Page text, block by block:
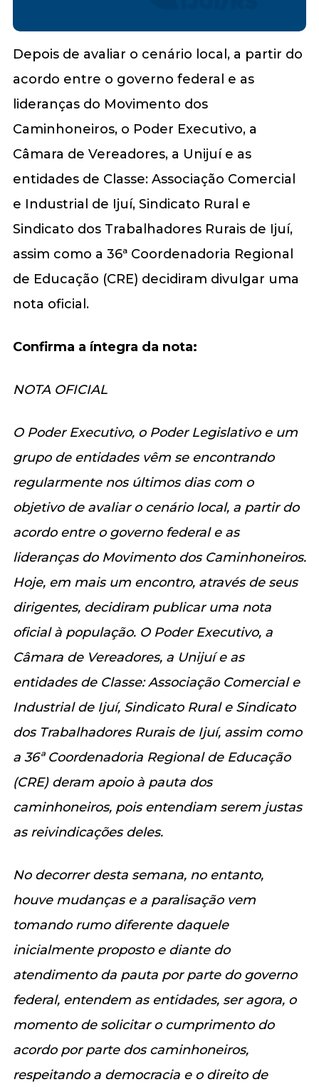
Depois de avaliar o cenário local, a partir do
acordo entre o governo federal e as
lideranças do Movimento dos
Caminhoneiros, o Poder Executivo, a
Câmara de Vereadores, a Unijuí e as
entidades de Classe: Associação Comercial
e Industrial de Ijuí, Sindicato Rural e
Sindicato dos Trabalhadores Rurais de Ijuí,
assim como a 36ª Coordenadoria Regional
de Educação (CRE) decidiram divulgar uma
nota oficial.
Confirma a íntegra da nota:
NOTA OFICIAL
O Poder Executivo, o Poder Legislativo e um
grupo de entidades vêm se encontrando
regularmente nos últimos dias com o
objetivo de avaliar o cenário local, a partir do
acordo entre o governo federal e as
lideranças do Movimento dos Caminhoneiros.
Hoje, em mais um encontro, através de seus
dirigentes, decidiram publicar uma nota
oficial à população. O Poder Executivo, a
Câmara de Vereadores, a Unijuí e as
entidades de Classe: Associação Comercial e
Industrial de Ijuí, Sindicato Rural e Sindicato
dos Trabalhadores Rurais de Ijuí, assim como
a 36ª Coordenadoria Regional de Educação
(CRE) deram apoio à pauta dos
caminhoneiros, pois entendiam serem justas
as reivindicações deles.
No decorrer desta semana, no entanto,
houve mudanças e a paralisação vem
tomando rumo diferente daquele
inicialmente proposto e diante do
atendimento da pauta por parte do governo
federal, entendem as entidades, ser agora, o
momento de solicitar o cumprimento do
acordo por parte dos caminhoneiros,
respeitando a democracia e o direito de